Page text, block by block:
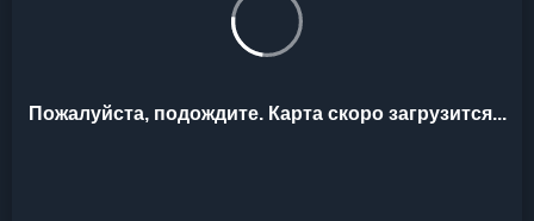
Пожалуйста, подождите. Карта скоро загрузится...